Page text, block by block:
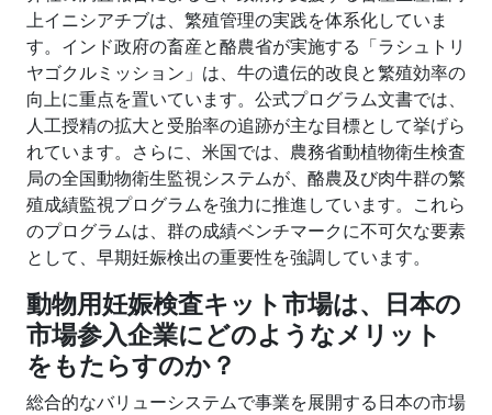
上イニシアチブは、繁殖管理の実践を体系化していま
す。インド政府の畜産と酪農省が実施する「ラシュトリ
ヤゴクルミッション」は、牛の遺伝的改良と繁殖効率の
向上に重点を置いています。公式プログラム文書では、
人工授精の拡大と受胎率の追跡が主な目標として挙げら
れています。さらに、米国では、農務省動植物衛生検査
局の全国動物衛生監視システムが、酪農及び肉牛群の繁
殖成績監視プログラムを強力に推進しています。これら
のプログラムは、群の成績ベンチマークに不可欠な要素
として、早期妊娠検出の重要性を強調しています。
動物用妊娠検査キット市場は、日本の
市場参入企業にどのようなメリット
をもたらすのか？
総合的なバリューシステムで事業を展開する日本の市場